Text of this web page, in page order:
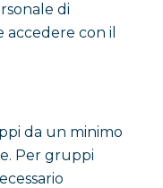
di
accedere con il
da un minimo
Per gruppi